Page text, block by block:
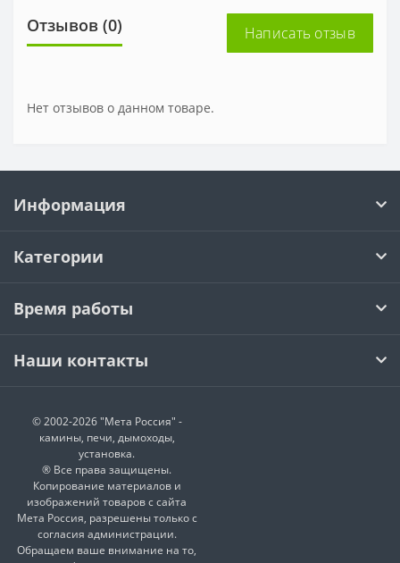
Отзывов (0) Написать отзыв
Нет отзывов о данном товаре.
Информация
Категории
Время работы
Наши контакты
© 2002-2026 "Мета Россия" -
камины, печи, дымоходы,
установка.
® Все права защищены.
Копирование материалов и
изображений товаров с сайта
Мета Россия, разрешены только с
согласия администрации.
Обращаем ваше внимание на то,